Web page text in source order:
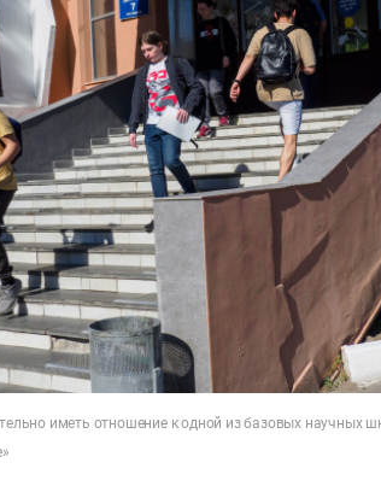
иметь отношение к одной из базовых научных